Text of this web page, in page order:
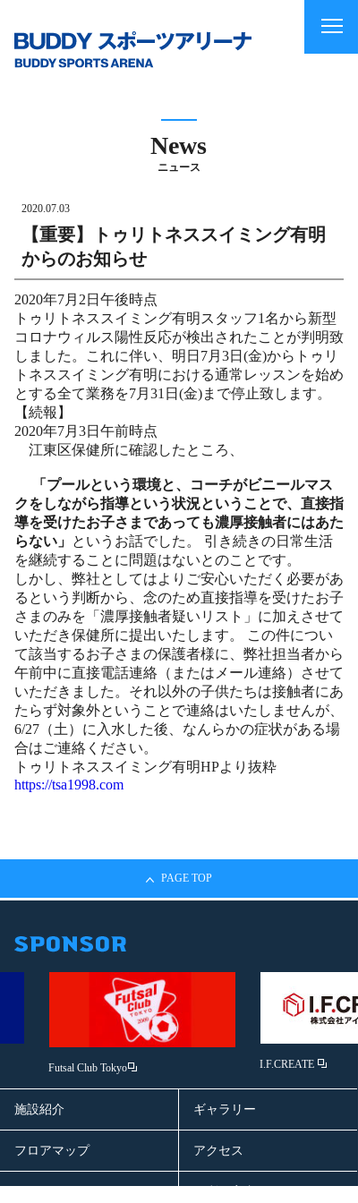
News
ニュース
2020.07.03
【重要】トゥリトネススイミング有明
からのお知らせ
2020年7月2日午後時点
トゥリトネススイミング有明スタッフ1名から新型
コロナウィルス陽性反応が検出されたことが判明致
しました。これに伴い、明日7月3日(金)からトゥリ
トネススイミング有明における通常レッスンを始め
とする全て業務を7月31日(金)まで停止致します。
【続報】
2020年7月3日午前時点
江東区保健所に確認したところ、
「プールという環境と、コーチがビニールマス
クをしながら指導という状況ということで、直接指
導を受けたお子さまであっても濃厚接触者にはあた
らない」 というお話でした。 引き続きの日常生活
を継続することに問題はないとのことです。
しかし、弊社としてはよりご安心いただく必要があ
るという判断から、念のため直接指導を受けたお子
さまのみを「濃厚接触者疑いリスト」に加えさせて
いただき保健所に提出いたします。 この件につい
て該当するお子さまの保護者様に、弊社担当者から
午前中に直接電話連絡（またはメール連絡）させて
いただきました。それ以外の子供たちは接触者にあ
たらず対象外ということで連絡はいたしませんが、
6/27（土）に入水した後、なんらかの症状がある場
合はご連絡ください。
トゥリトネススイミング有明HPより抜粋
https://tsa1998.com
PAGE TOP
Futsal Club Tokyo I.F.CREATE
施設紹介 ギャラリー
フロアマップ アクセス